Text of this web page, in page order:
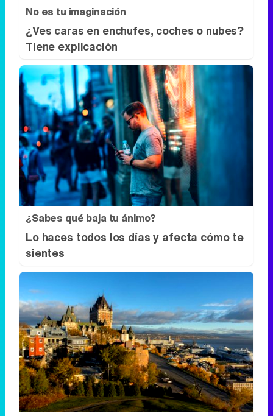
No es tu imaginación
¿Ves caras en enchufes, coches o nubes?
Tiene explicación
¿Sabes qué baja tu ánimo?
Lo haces todos los días y afecta cómo te
sientes